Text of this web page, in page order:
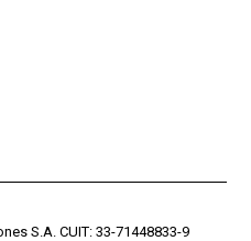
S.A. CUIT: 33-71448833-9